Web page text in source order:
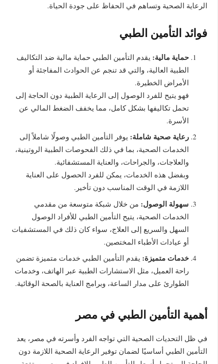
الرعاية الصحية وتساهم في الحفاظ على جودة الحياة.
فوائد التأمين الطبي
حماية مالية: يقدم التأمين الطبي حماية مالية ضد التكاليف
الطبية العالية، والتي قد تنجم عن الحوادث المفاجئة أو
الأمراض الخطيرة.
فهو يتيح للفرد الوصول إلى الرعاية الطبية دون الحاجة إلى
تحمل تكاليفها بشكل كامل، مما يخفف الضغط المالي عن
الأسرة.
رعاية صحية شاملة: يوفر التأمين الطبي وصولًا شاملاً إلى
الخدمات الصحية، بما في ذلك الفحوصات الطبية الروتينية،
والعلاجات، والجراحات، والعناية المستشفائية.
وبفضل هذه الخدمات، يمكن للفرد الحصول على العناية
اللازمة في الوقت المناسب دون تأخير.
سهولة الوصول: من خلال شبكة متوسعة من مقدمي
الخدمات الصحية، يتيح التأمين الطبي للأفراد الوصول
السهل والسريع إلى العلاج، سواء كان ذلك في المستشفيات
أو عيادات الأطباء المختصين.
خدمات متميزة: يقدم التأمين الطبي خدمات متميزة تضمن
راحة العميل، مثل الاستشارات الطبية عبر الهاتف، وخدمات
الطوارئ على مدار الساعة، وبرامج العناية بالصحة الوقائية.
أهمية التأمين الطبي في مصر
في ظل التحديات الصحية التي تواجه الفرد وأسرته في مصر، يعد
التأمين الطبي أساسيًا لضمان توفير الرعاية الصحية اللازمة دون